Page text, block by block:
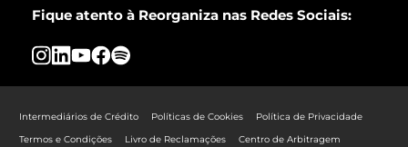
Fique atento à Reorganiza nas Redes Sociais:
Intermediários de Crédito Políticas de Cookies
Política de Privacidade
Termos e Condições
Livro de Reclamações Centro de Arbitragem